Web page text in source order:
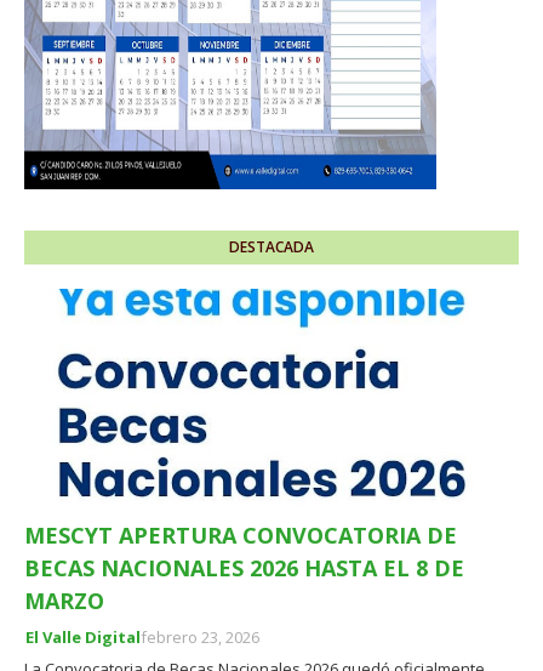
DESTACADA
MESCYT APERTURA CONVOCATORIA DE
BECAS NACIONALES 2026 HASTA EL 8 DE
MARZO
El Valle Digitalfebrero 23, 2026